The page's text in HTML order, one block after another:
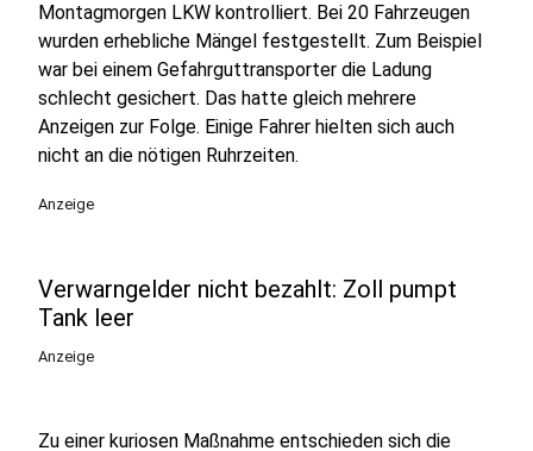
Montagmorgen LKW kontrolliert. Bei 20 Fahrzeugen
wurden erhebliche Mängel festgestellt. Zum Beispiel
war bei einem Gefahrguttransporter die Ladung
schlecht gesichert. Das hatte gleich mehrere
Anzeigen zur Folge. Einige Fahrer hielten sich auch
nicht an die nötigen Ruhrzeiten.
Anzeige
Verwarngelder nicht bezahlt: Zoll pumpt
Tank leer
Anzeige
Zu einer kuriosen Maßnahme entschieden sich die